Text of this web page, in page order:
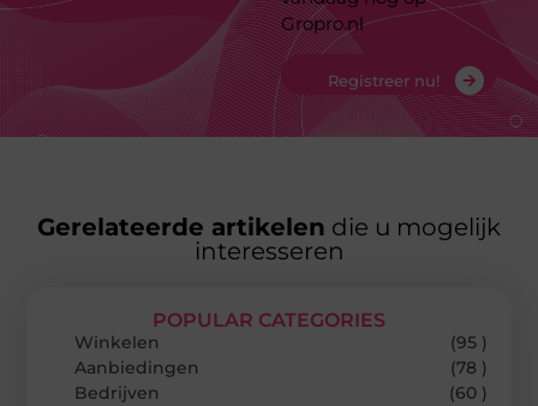
Gropro.nl
Registreer nu!
Gerelateerde artikelen die u mogelijk
interesseren
POPULAR CATEGORIES
Winkelen
(95 )
Aanbiedingen
(78 )
Bedrijven
(60 )